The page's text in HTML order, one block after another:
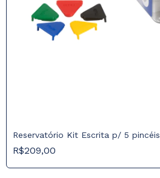
Reservatório Kit Escrita p/ 5 pincéis
R$209,00